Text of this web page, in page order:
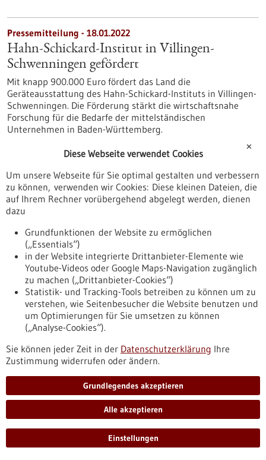
Pressemitteilung - 18.01.2022
Hahn-Schickard-Institut in Villingen-
Schwenningen gefördert
Mit knapp 900.000 Euro fördert das Land die
Geräteausstattung des Hahn-Schickard-Instituts in Villingen-
Schwenningen. Die Förderung stärkt die wirtschaftsnahe
Forschung für die Bedarfe der mittelständischen
Unternehmen in Baden-Württemberg.
bw.de/fachbeitrag/pm/hahn-schickard-institut-villingen-
Anmeldung
Probenverfügbarkeit an Kliniken
https://regulatorik-gesundheitswirtschaft.bio-
pro.de/veranstaltungen/vergangene-
veranstaltungen/anmeldung-optimierung-ivd-
probenverfuegbarkeit-kliniken
BIOPRO Spezial: Regulation - 13.01.2022
IVDR – Neue Anforderungen bei In-House-
Tests
Mit der IVDR gibt es verschiedene neue, aber auch einige alte
✕
Diese Webseite verwendet Cookies
Um unsere Webseite für Sie optimal gestalten und verbessern
zu können, verwenden wir Cookies: Diese kleinen Dateien, die
auf Ihrem Rechner vorübergehend abgelegt werden, dienen
dazu
Grundfunktionen der Website zu ermöglichen
(„Essentials“)
in der Website integrierte Drittanbieter-Elemente wie
Youtube-Videos oder Google Maps-Navigation zugänglich
zu machen („Drittanbieter-Cookies“)
Statistik- und Tracking-Tools betreiben zu können um zu
verstehen, wie Seitenbesucher die Website benutzen und
um Optimierungen für Sie umsetzen zu können
(„Analyse-Cookies“).
Sie können jeder Zeit in der Datenschutzerklärung Ihre
Zustimmung widerrufen oder ändern.
Grundlegendes akzeptieren
Alle akzeptieren
Einstellungen